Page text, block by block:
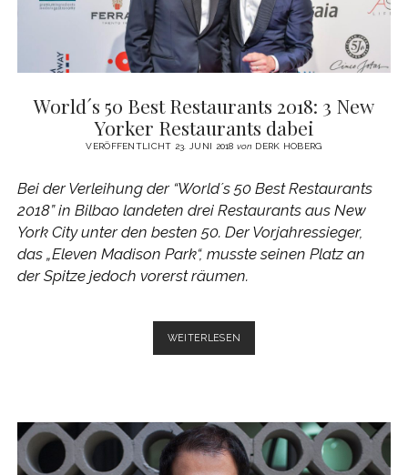
World´s 50 Best Restaurants 2018: 3 New
Yorker Restaurants dabei
VERÖFFENTLICHT 23. JUNI 2018von DERK HOBERG
Bei der Verleihung der “World´s 50 Best Restaurants
2018” in Bilbao landeten drei Restaurants aus New
York City unter den besten 50. Der Vorjahressieger,
das „Eleven Madison Park“, musste seinen Platz an
der Spitze jedoch vorerst räumen.
WEITERLESEN
´S
2018:
3
NEW